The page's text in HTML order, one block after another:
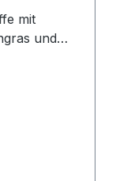
mit
und
–
Der